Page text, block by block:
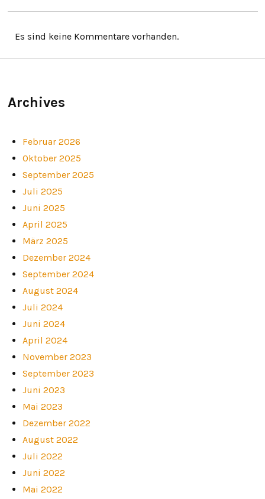
Es sind keine Kommentare vorhanden.
Archives
Februar 2026
Oktober 2025
September 2025
Juli 2025
Juni 2025
April 2025
März 2025
Dezember 2024
September 2024
August 2024
Juli 2024
Juni 2024
April 2024
November 2023
September 2023
Juni 2023
Mai 2023
Dezember 2022
August 2022
Juli 2022
Juni 2022
Mai 2022